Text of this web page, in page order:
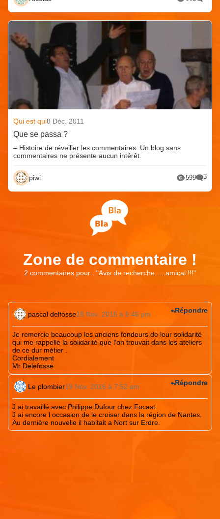
Qui est qui8 Déc. 2011
Que se passa ?
– Histoire de réveiller les commentaires. Un blog sans
commentaires ne présente aucun intérêt.
piwi 599 3
Zone de commentaire !
2 commentaires pour : "Avis de recherche ….amical !!!"
pascal delfosse18 Nov. 2016 à 6:45 pm
Je remercie beaucoup les anciens fondeurs de leur solidarité
qui me rappelle la solidarité que l’on trouvait dans les ateliers
de ce dur métier .
Cordialement
Mr Delefosse
Répondre
Le plombier19 Nov. 2016 à 7:52 am
J ai travaillé avec Philippe Dufour chez Focast.
J ai encore l occasion de le croiser dans la région de Nantes.
Au dernière nouvelle il habitait a Nort sur Erdre.
Répondre